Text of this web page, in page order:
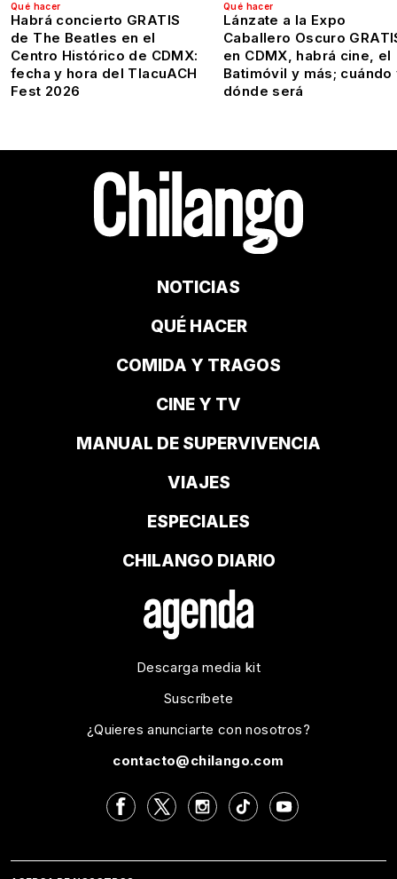
Qué hacer
Habrá concierto GRATIS
de The Beatles en el
Centro Histórico de CDMX:
fecha y hora del TlacuACH
Fest 2026
Qué hacer
Lánzate a la Expo
Caballero Oscuro
en CDMX, habrá cine, el
Batimóvil y más; cuándo
dónde será
NOTICIAS
QUÉ HACER
COMIDA Y TRAGOS
CINE Y TV
MANUAL DE SUPERVIVENCIA
VIAJES
ESPECIALES
CHILANGO DIARIO
Descarga media kit
Suscríbete
¿Quieres anunciarte con nosotros?
contacto@chilango.com